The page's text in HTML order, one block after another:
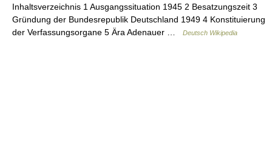
Inhaltsverzeichnis 1 Ausgangssituation 1945 2 Besatzungszeit 3
Gründung der Bundesrepublik Deutschland 1949 4 Konstituierung
der Verfassungsorgane 5 Ära Adenauer …
Deutsch Wikipedia